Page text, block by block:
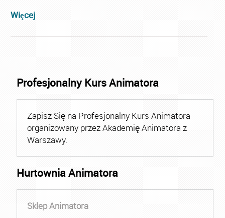
Więcej
Profesjonalny Kurs Animatora
Zapisz Się na Profesjonalny Kurs Animatora
organizowany przez Akademię Animatora z
Warszawy.
Hurtownia Animatora
Sklep Animatora